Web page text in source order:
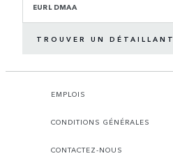
EURL DMAA
TROUVER UN DÉTAILLANT
EMPLOIS
CONDITIONS GÉNÉRALES
CONTACTEZ-NOUS